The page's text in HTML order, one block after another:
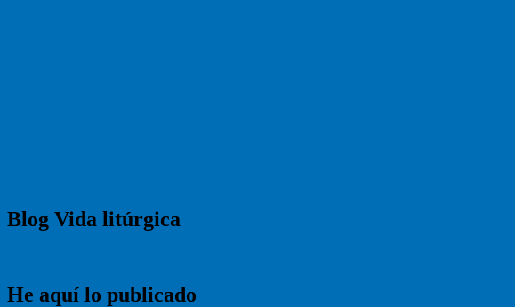
Blog Vida litúrgica
He aquí lo publicado